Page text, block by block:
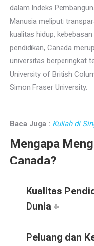
dalam Indeks
Manusia meliputi
kualitas hidup,
pendidikan, Canada
universitas berperingkat
University of British
Simon Fraser University.
Baca Juga : Kuliah di
Mengapa
Canada?
Kualitas
Dunia
Peluang dan